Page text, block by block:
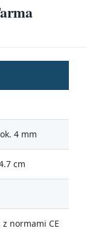
4 mm
cm
normami CE